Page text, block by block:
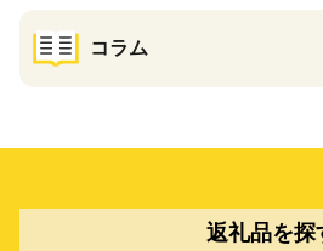
コラム
返礼品を探